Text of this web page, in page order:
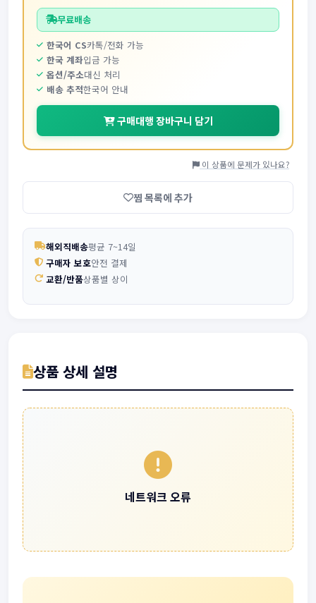
무료배송
한국어 CS카톡/전화 가능
한국 계좌입금 가능
옵션/주소대신 처리
배송 추적한국어 안내
구매대행 장바구니 담기
이 상품에 문제가 있나요?
찜 목록에 추가
해외직배송평균 7~14일
구매자 보호안전 결제
교환/반품상품별 상이
상품 상세 설명
네트워크 오류